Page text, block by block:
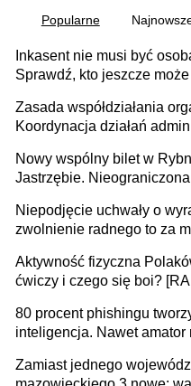
Popularne
Inkasent nie musi być
Sprawdź, kto jeszcze
Zasada współdziałania
Koordynacja działań
Nowy wspólny bilet w
Jastrzębie.
Niepodjęcie uchwały o
zwolnienie radnego to za
rozstrzygać sprawy
Aktywność fizyczna
ćwiczy i czego się boi?
80 procent phishingu
inteligencja. Nawet amator
Zamiast jednego